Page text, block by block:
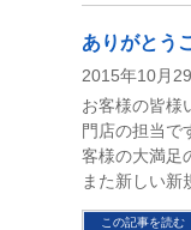
ありがとう
2015年10月
お客様の皆様
門店の担当で
客様の大満足
また新しい新
この記事を読む